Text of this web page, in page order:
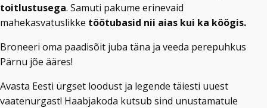
toitlustusega. Samuti pakume erinevaid
mahekasvatuslikke töötubasid nii aias kui ka köögis.
Broneeri oma paadisõit juba täna ja veeda perepuhkus
Pärnu jõe ääres!
Avasta Eesti ürgset loodust ja legende täiesti uuest
vaatenurgast! Haabjakoda kutsub sind unustamatule